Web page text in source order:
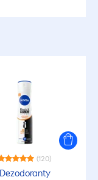
(120)
Dezodoranty